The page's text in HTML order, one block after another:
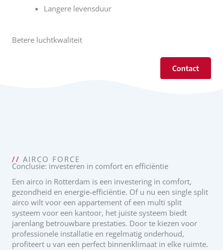
Langere levensduur
Betere luchtkwaliteit
Contact
// AIRCO FORCE
Conclusie: investeren in comfort en efficiëntie
Een airco in Rotterdam is een investering in comfort,
gezondheid en energie-efficiëntie. Of u nu een single split
airco wilt voor een appartement of een multi split
systeem voor een kantoor, het juiste systeem biedt
jarenlang betrouwbare prestaties. Door te kiezen voor
professionele installatie en regelmatig onderhoud,
profiteert u van een perfect binnenklimaat in elke ruimte.